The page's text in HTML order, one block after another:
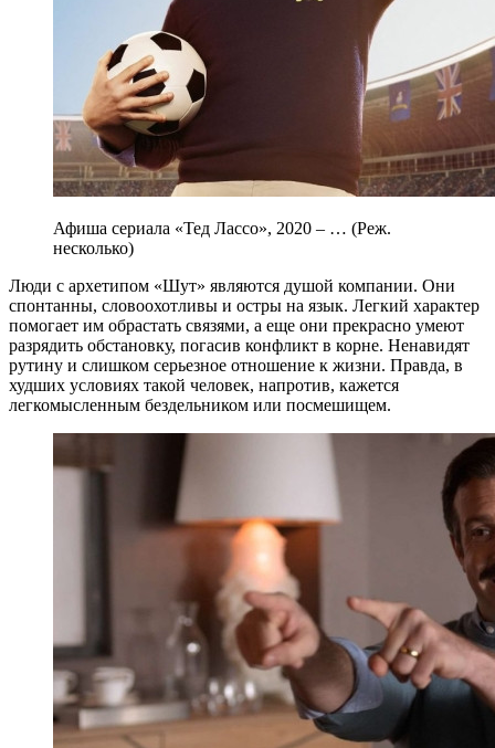
Афиша сериала «Тед Лассо», 2020 – … (Реж.
несколько)
Люди с архетипом «Шут» являются душой компании. Они
спонтанны, словоохотливы и остры на язык. Легкий характер
помогает им обрастать связями, а еще они прекрасно умеют
разрядить обстановку, погасив конфликт в корне. Ненавидят
рутину и слишком серьезное отношение к жизни. Правда, в
худших условиях такой человек, напротив, кажется
легкомысленным бездельником или посмешищем.